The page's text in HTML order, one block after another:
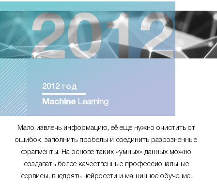
2012 год
Machine Learning
Мало извлечь информацию, её ещё нужно очистить от
ошибок, заполнить пробелы и соединить разрозненные
фрагменты. На основе таких «умных» данных можно
создавать более качественные профессиональные
сервисы, внедрять нейросети и машинное обучение.